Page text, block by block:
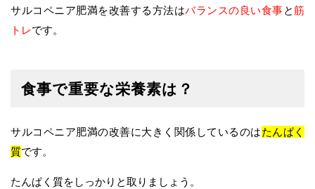
サルコペニア肥満を改善する方法はバランスの良い食事と筋
トレです。
食事で重要な栄養素は？
サルコペニア肥満の改善に大きく関係しているのはたんぱく
質です。
たんぱく質をしっかりと取りましょう。